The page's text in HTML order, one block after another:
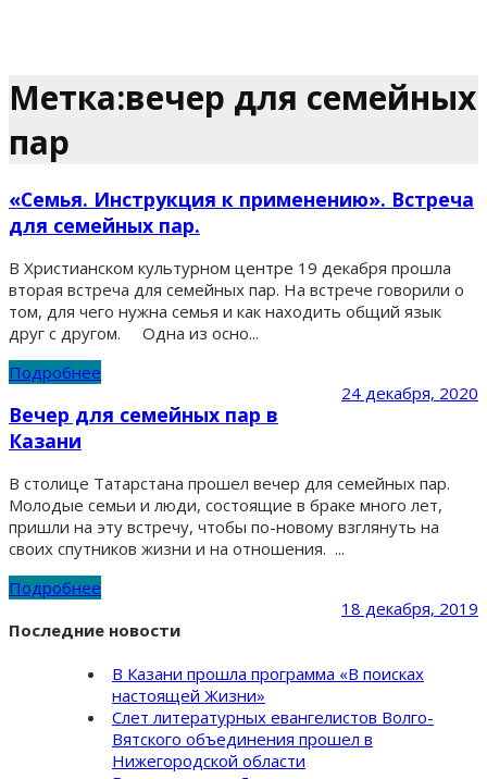
Метка:вечер для семейных
пар
«Семья. Инструкция к применению». Встреча
для семейных пар.
В Христианском культурном центре 19 декабря прошла
вторая встреча для семейных пар. На встрече говорили о
том, для чего нужна семья и как находить общий язык
друг с другом. Одна из осно...
Подробнее
24 декабря, 2020
Вечер для семейных пар в
Казани
В столице Татарстана прошел вечер для семейных пар.
Молодые семьи и люди, состоящие в браке много лет,
пришли на эту встречу, чтобы по-новому взглянуть на
своих спутников жизни и на отношения. ...
Подробнее
18 декабря, 2019
Последние новости
В Казани прошла программа «В поисках
настоящей Жизни»
Слет литературных евангелистов Волго-
Вятского объединения прошел в
Нижегородской области